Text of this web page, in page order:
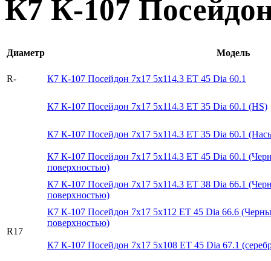
К7 К-107
Диаметр Модель
R- К7 К-107 Посейдон 7x17 5x114.3 ET 45 Dia 60.1
R17
К7 К-107 Посейдон 7x17 5x114.3 ET 35 Dia 60.1 (HS)
К7 К-107 Посейдон 7x17 5x114.3 ET 35 Dia 60.1
К7 К-107 Посейдон 7x17 5x114.3 ET 45 Dia 60.1
поверхностью)
К7 К-107 Посейдон 7x17 5x114.3 ET 38 Dia 66.1
поверхностью)
К7 К-107 Посейдон 7x17 5x112 ET 45 Dia 66.6
поверхностью)
К7 К-107 Посейдон 7x17 5x108 ET 45 Dia 67.1